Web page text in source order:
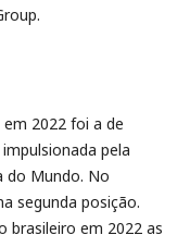
2022 foi a de
pela
do Mundo. No
segunda posição.
brasileiro em 2022 as